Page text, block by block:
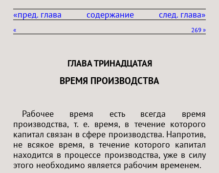
«пред. глава след. глава»
содержание
« »
269
ГЛАВА ТРИНАДЦАТАЯ
ВРЕМЯ ПРОИЗВОДСТВА
Рабочее время есть всегда время
производства, т. е. время, в течение которого
капитал связан в сфере производства. Напротив,
не всякое время, в течение которого капитал
находится в процессе производства, уже в силу
этого необходимо является рабочим временем.